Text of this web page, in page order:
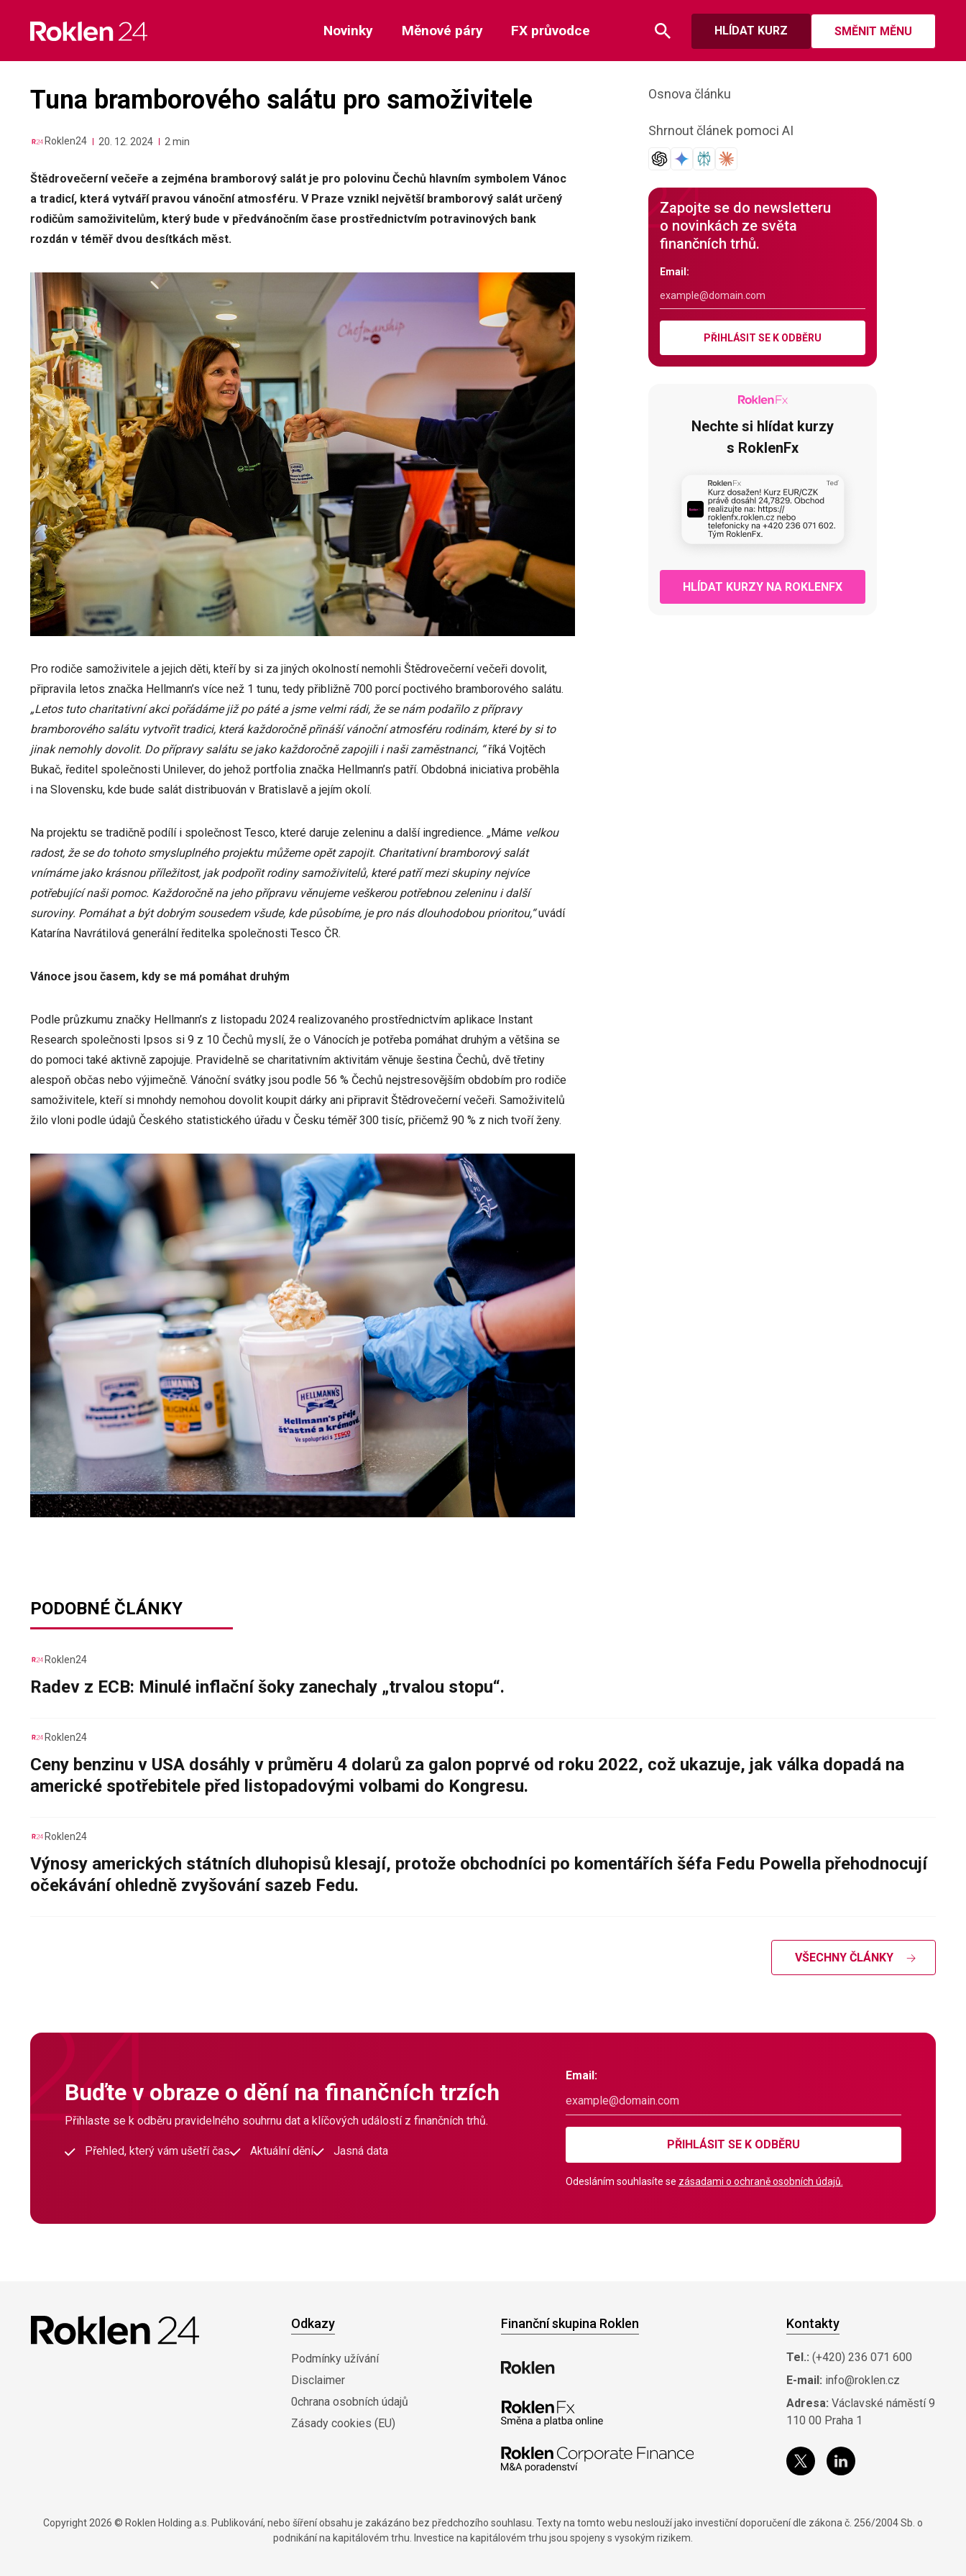
content
HLÍDAT KURZ SMĚNIT MĚNU
Novinky Měnové páry FX průvodce
Tuna bramborového salátu pro samoživitele
Roklen24 20. 12. 2024 2 min
Štědrovečerní večeře a zejména bramborový salát je pro polovinu Čechů hlavním symbolem Vánoc
a tradicí, která vytváří pravou vánoční atmosféru. V Praze vznikl největší bramborový salát určený
rodičům samoživitelům, který bude v předvánočním čase prostřednictvím potravinových bank
rozdán v téměř dvou desítkách měst.
Pro rodiče samoživitele a jejich děti, kteří by si za jiných okolností nemohli Štědrovečerní večeři dovolit,
připravila letos značka Hellmann’s více než 1 tunu, tedy přibližně 700 porcí poctivého bramborového salátu.
„Letos tuto charitativní akci pořádáme již po páté a jsme velmi rádi, že se nám podařilo z přípravy
bramborového salátu vytvořit tradici, která každoročně přináší vánoční atmosféru rodinám, které by si to
jinak nemohly dovolit. Do přípravy salátu se jako každoročně zapojili i naši zaměstnanci, “říká Vojtěch
Bukač, ředitel společnosti Unilever, do jehož portfolia značka Hellmann’s patří. Obdobná iniciativa proběhla
i na Slovensku, kde bude salát distribuován v Bratislavě a jejím okolí.
Na projektu se tradičně podílí i společnost Tesco, které daruje zeleninu a další ingredience. „Máme velkou
radost, že se do tohoto smysluplného projektu můžeme opět zapojit. Charitativní bramborový salát
vnímáme jako krásnou příležitost, jak podpořit rodiny samoživitelů, které patří mezi skupiny nejvíce
potřebující naši pomoc. Každoročně na jeho přípravu věnujeme veškerou potřebnou zeleninu i další
suroviny. Pomáhat a být dobrým sousedem všude, kde působíme, je pro nás dlouhodobou prioritou,“uvádí
Katarína Navrátilová generální ředitelka společnosti Tesco ČR.
Vánoce jsou časem, kdy se má pomáhat druhým
Podle průzkumu značky Hellmann’s z listopadu 2024 realizovaného prostřednictvím aplikace Instant
Research společnosti Ipsos si 9 z 10 Čechů myslí, že o Vánocích je potřeba pomáhat druhým a většina se
do pomoci také aktivně zapojuje. Pravidelně se charitativním aktivitám věnuje šestina Čechů, dvě třetiny
alespoň občas nebo výjimečně. Vánoční svátky jsou podle 56 % Čechů nejstresovějším obdobím pro rodiče
samoživitele, kteří si mnohdy nemohou dovolit koupit dárky ani připravit Štědrovečerní večeři. Samoživitelů
žilo vloni podle údajů Českého statistického úřadu v Česku téměř 300 tisíc, přičemž 90 % z nich tvoří ženy.
Osnova článku
Shrnout článek pomoci AI
Zapojte se do newsletteru
o novinkách ze světa
finančních trhů.
Email:
PŘIHLÁSIT SE K ODBĚRU
Nechte si hlídat kurzy
s RoklenFx
HLÍDAT KURZY NA ROKLENFX
PODOBNÉ ČLÁNKY
Roklen24
Radev z ECB: Minulé inflační šoky zanechaly „trvalou stopu“.
Roklen24
Ceny benzinu v USA dosáhly v průměru 4 dolarů za galon poprvé od roku 2022, což ukazuje, jak válka dopadá na
americké spotřebitele před listopadovými volbami do Kongresu.
Roklen24
Výnosy amerických státních dluhopisů klesají, protože obchodníci po komentářích šéfa Fedu Powella přehodnocují
očekávání ohledně zvyšování sazeb Fedu.
VŠECHNY ČLÁNKY
Buďte v obraze o dění na finančních trzích
Přihlaste se k odběru pravidelného souhrnu dat a klíčových událostí z finančních trhů.
Přehled, který vám ušetří čas Aktuální dění Jasná data
Email:
PŘIHLÁSIT SE K ODBĚRU
Odesláním souhlasíte se zásadami o ochraně osobních údajů.
Odkazy
Podmínky užívání
Disclaimer
0chrana osobních údajů
Zásady cookies (EU)
Finanční skupina Roklen Kontakty
Tel.: (+420) 236 071 600
E-mail: info@roklen.cz
Adresa: Václavské náměstí 9
110 00 Praha 1
Copyright 2026 © Roklen Holding a.s. Publikování, nebo šíření obsahu je zakázáno bez předchozího souhlasu. Texty na tomto webu neslouží jako investiční doporučení dle zákona č. 256/2004 Sb. o
podnikání na kapitálovém trhu. Investice na kapitálovém trhu jsou spojeny s vysokým rizikem.